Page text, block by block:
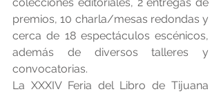
premios, 10 charla/mesas redondas y
cerca de 18 espectáculos escénicos,
además de diversos talleres y
convocatorias.
La XXXIV Feria del Libro de Tijuana